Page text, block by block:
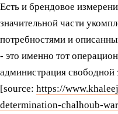
Есть и брендовое
значительной части
потребностями и
- это именно тот
администрация
[source: https://
determination-chalhoub-